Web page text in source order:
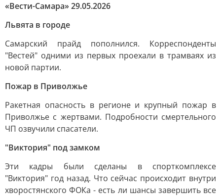
«Вести-Самара» 29.05.2026
Львята в городе
Самарский прайд пополнился. Корреспонденты
"Вестей" одними из первых проехали в трамваях из
новой партии.
Пожар в Приволжье
Ракетная опасность в регионе и крупный пожар в
Приволжье с жертвами. Подробности смертельного
ЧП озвучили спасатели.
"Виктория" под замком
Эти кадры были сделаны в спорткомплексе
"Виктория" год назад. Что сейчас происходит внутри
хворостянского ФОКа - есть ли шансы завершить все